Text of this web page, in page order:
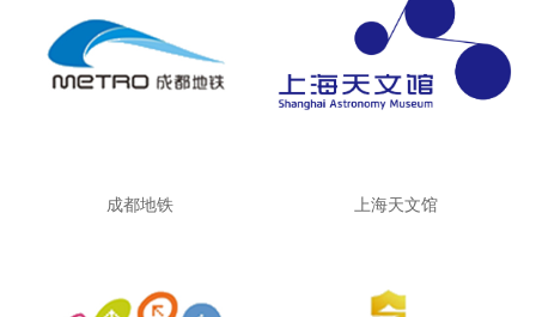
成都地铁 上海天文馆